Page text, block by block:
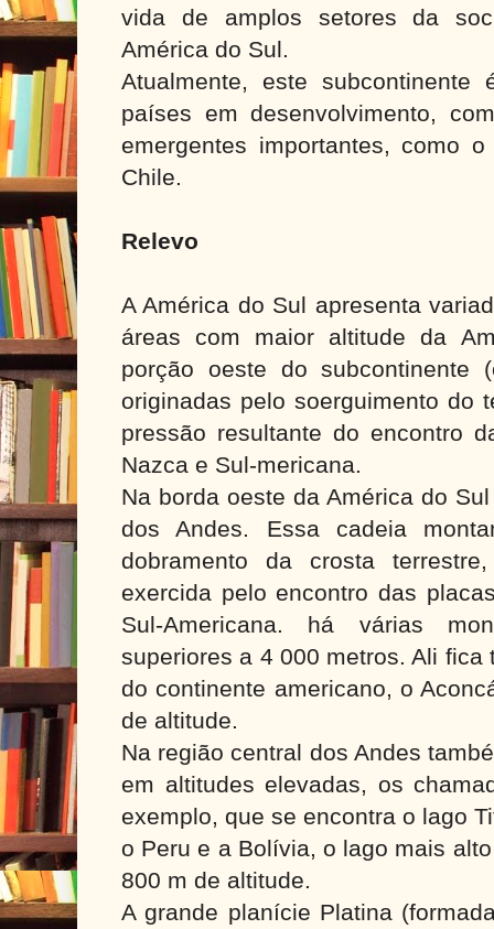
vida de amplos setores da
América do Sul.
Atualmente, este subcontinente
países em desenvolvimento,
emergentes importantes, como
Chile.
Relevo
A América do Sul apresenta
áreas com maior altitude da
porção oeste do subcontinente
originadas pelo soerguimento do
pressão resultante do encontro
Nazca e Sul-mericana.
Na borda oeste da América do
dos Andes. Essa cadeia
dobramento da crosta
exercida pelo encontro das
Sul-Americana. há várias
superiores a 4 000 metros. Ali
do continente americano, o
de altitude.
Na região central dos Andes
em altitudes elevadas, os
exemplo, que se encontra o lago
o Peru e a Bolívia, o lago mais
800 m de altitude.
A grande planície Platina